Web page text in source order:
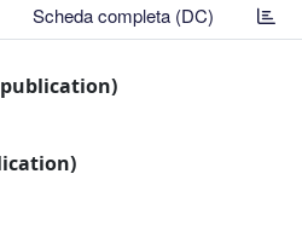
Scheda completa (DC)